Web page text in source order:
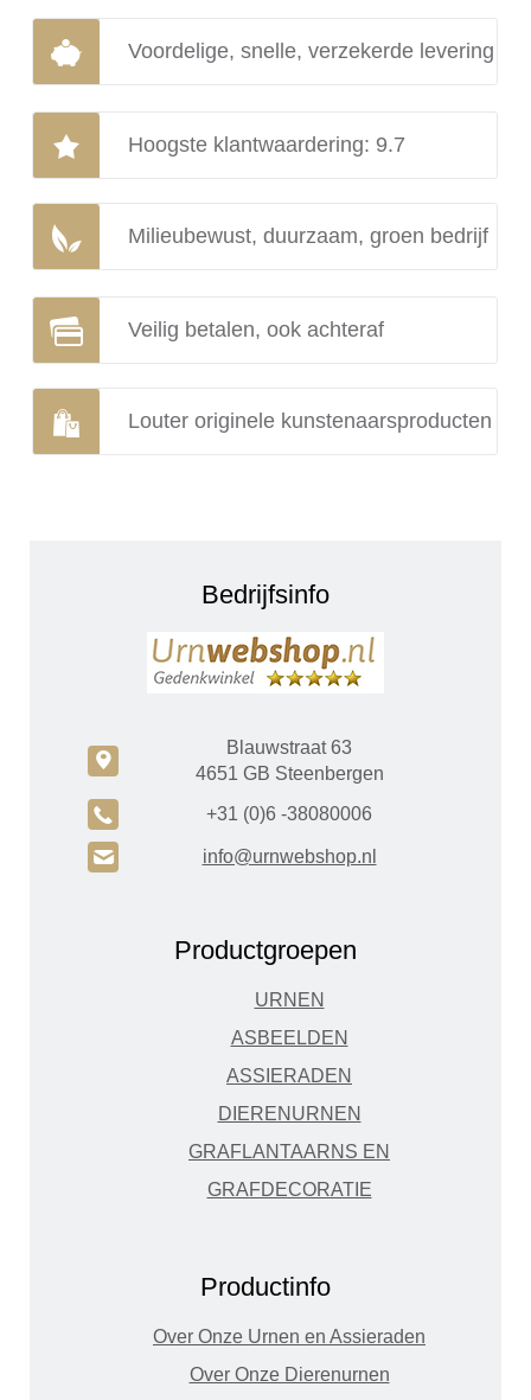
Voordelige, snelle, verzekerde levering
Hoogste klantwaardering: 9.7
Milieubewust, duurzaam, groen bedrijf
Veilig betalen, ook achteraf
Louter originele kunstenaarsproducten
Bedrijfsinfo
c
Blauwstraat 63
4651 GB Steenbergen
A +31 (0)6 -38080006
H info@urnwebshop.nl
Productgroepen
URNEN
ASBEELDEN
ASSIERADEN
DIERENURNEN
GRAFLANTAARNS EN
GRAFDECORATIE
Productinfo
Over Onze Urnen en Assieraden
Over Onze Dierenurnen